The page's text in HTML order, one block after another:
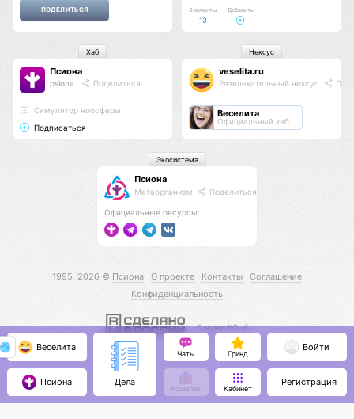
Элементы
13
Добавить
Псиона
psiona Поделиться
Cимулятор ноосферы
Подписаться
Хаб
veselita.ru
Развлекательный нексус
Веселита
Официальный хаб
Нексус
Псиона
Метаорганизм Поделиться
Официальные ресурсы:
Экосистема
1995–2026 © Псиона О проекте Контакты
Соглашение
Конфиденциальность
С нами КО 🕉️
Веселита
Псиона Дела
Чаты Гринд
Кошелёк Кабинет
Войти
Регистрация